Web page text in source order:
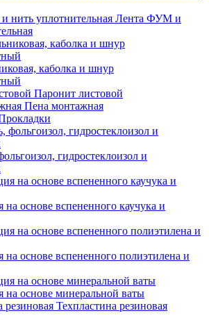
Лента ФУМ и
каболка и шнур
Паронит листовой
Пена монтажная
гидростеклоизол и
на основе вспененного каучука и
на основе вспененного полиэтилена и
на основе минеральной ваты
Техпластина резиновая